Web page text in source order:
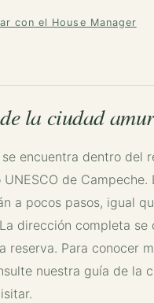
con el House Manager
la ciudad
encuentra dentro del
UNESCO de
a pocos pasos, igual
dirección completa se
reserva. Para conocer
nuestra guía de la
.